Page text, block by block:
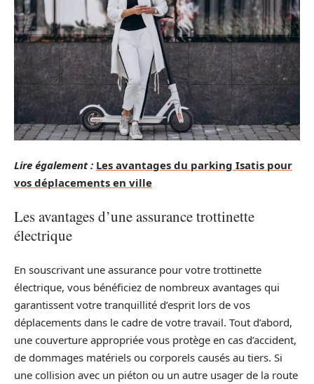
Lire également : Les avantages du parking Isatis pour
vos déplacements en ville
Les avantages d’une assurance trottinette
électrique
En souscrivant une assurance pour votre trottinette
électrique, vous bénéficiez de nombreux avantages qui
garantissent votre tranquillité d’esprit lors de vos
déplacements dans le cadre de votre travail. Tout d’abord,
une couverture appropriée vous protège en cas d’accident,
de dommages matériels ou corporels causés au tiers. Si
une collision avec un piéton ou un autre usager de la route